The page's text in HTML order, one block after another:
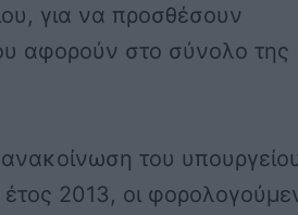
για να προσθέσουν
αφορούν στο σύνολο της
του
έτος 2013, οι